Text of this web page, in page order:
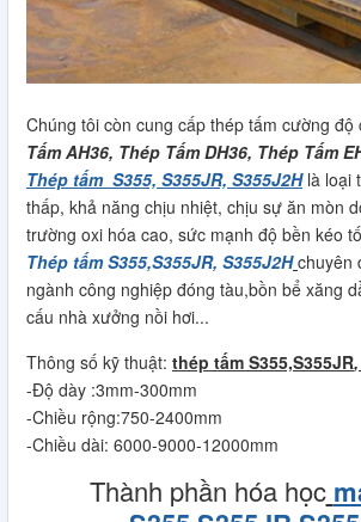
Chúng tôi còn cung cấp thép tấm cường độ
Tấm AH36, Thép Tấm DH36, Thép Tấm
Thép tấm S355, S355JR, S355J2Hlà loại
thấp, khả năng chịu nhiệt, chịu sự ăn mòn
trường oxi hóa cao, sức mạnh độ bền kéo
Thép tấm S355,S355JR, S355J2H chuyên
ngành công nghiệp đóng tàu,bồn bể xăng
cấu nhà xưởng nồi hơi...
Thông số kỹ thuật: thép tấm S355,S355JR
-Độ dày :3mm-300mm
-Chiều rộng:750-2400mm
-Chiều dài: 6000-9000-12000mm
Thành phần hóa học